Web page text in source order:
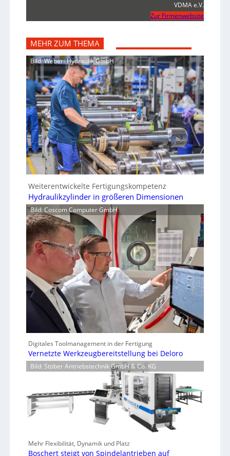
VDMA e.V.
Zur Firmenwebsite
MEHR ZUM THEMA
Bild: Weber- Hydraulik GmbH
Weiterentwickelte Fertigungskompetenz
Hydraulikzylinder in größeren Dimensionen
Bild: Coscom Computer GmbH
Digitales Toolmanagement in der Fertigung
Vernetzte Werkzeugbereitstellung bei Deloro
Bild: Stöber Antriebstechnik GmbH & Co. KG
Mehr Flexibilität, Dynamik und Platz
Boschert steigt von Spindelantrieben auf